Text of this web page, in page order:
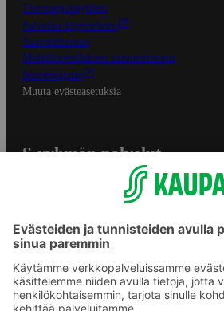
Tietosuojakäytäntö
Palvelun käyttöehdot
Saavutettavuus
Mobiilisovelluksen saavutettavuus
Mainostajalle
Muuta evästeasetuksia
S-ryhmän palvelut
Yhteishyvä Ruoka -sovellus
S-ostoslista -sovellus
Prisma.fi
Sokos.fi
S-Pankki